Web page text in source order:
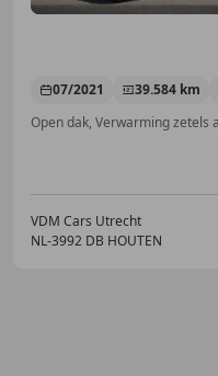
07/2021 39.584 km
VDM Cars Utrecht
NL-3992 DB HOUTEN